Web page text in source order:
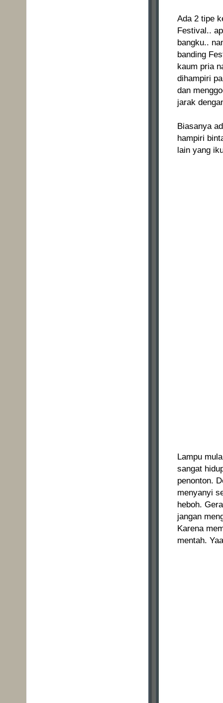
Ada 2 tipe
Festival..
bangku..
banding
kaum pria
dihampiri
dan
jarak
Biasanya
hampiri
lain yang
Lampu
sangat
penonton.
menyanyi
heboh.
jangan
Karena
mentah.